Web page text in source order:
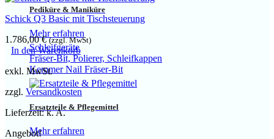
Pediküre & Maniküre
Mehr erfahren
Schleifgeräte
Fräser-Bit, Polierer, Schleifkappen
Kemmer Nail Fräser-Bit
Ersatzteile & Pflegemittel
Mehr erfahren
Schick Q3 Basic mit Tischsteuerung
1.786,00€ (zzgl. MwSt)
In den Warenkorb
exkl. MwSt.
zzgl. Versandkosten
Lieferzeit:k. A.
Angebot!